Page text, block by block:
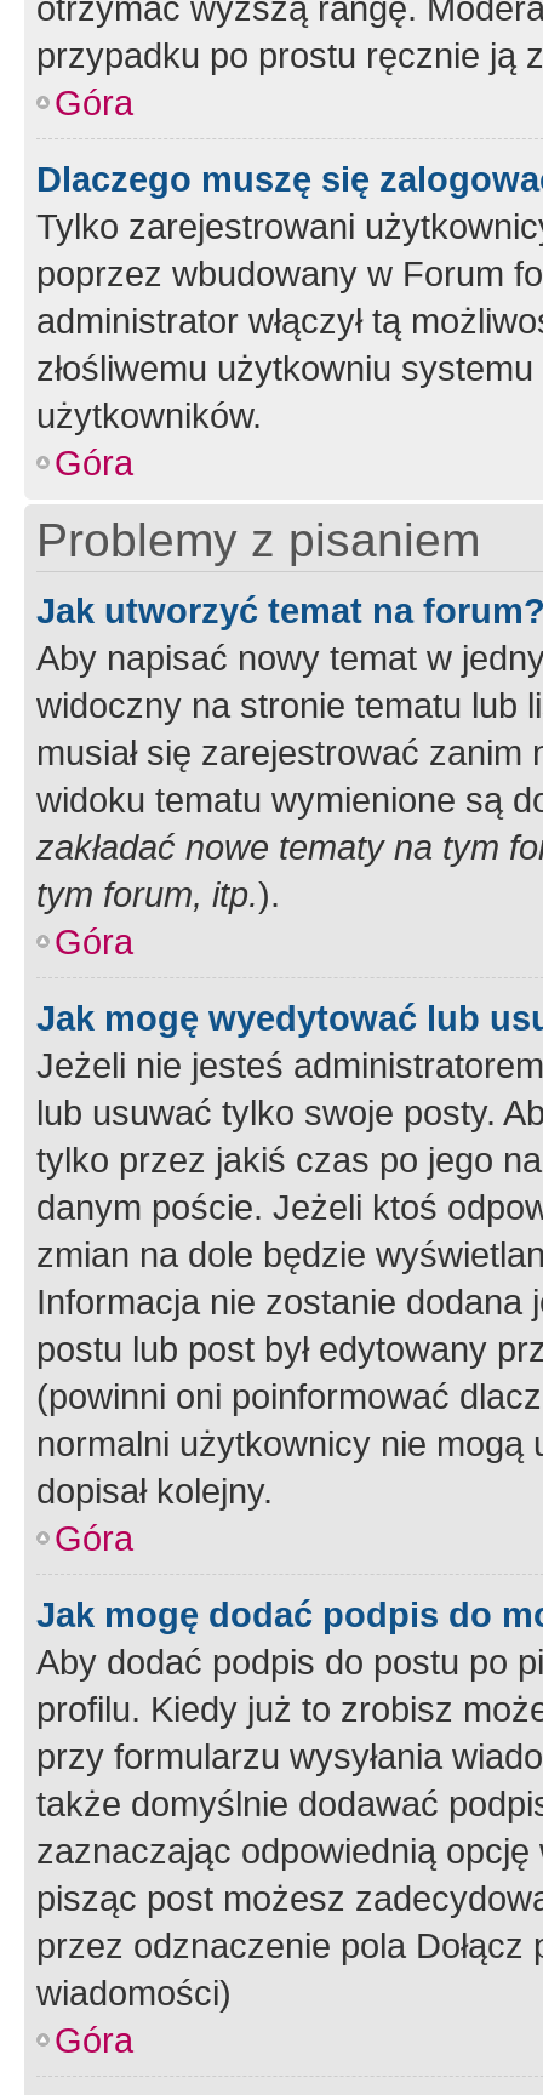
przypadku po prostu ręcznie ją
Góra
Dlaczego muszę się
Tylko zarejestrowani
poprzez wbudowany w Forum
administrator włączył tą
złośliwemu użytkowniu
użytkowników.
Góra
Problemy z pisaniem
Jak utworzyć temat na
Aby napisać nowy temat w
widoczny na stronie tematu lub
musiał się zarejestrować
widoku tematu wymienione są
zakładać nowe tematy na tym
tym forum, itp.).
Góra
Jak mogę wyedytować lub
Jeżeli nie jesteś
lub usuwać tylko swoje posty.
tylko przez jakiś czas po jego
danym poście. Jeżeli ktoś
zmian na dole będzie
Informacja nie zostanie dodana
postu lub post był edytowany
(powinni oni poinformować
normalni użytkownicy nie
dopisał kolejny.
Góra
Jak mogę dodać podpis do
Aby dodać podpis do postu po
profilu. Kiedy już to zrobisz
przy formularzu wysyłania
także domyślnie dodawać
zaznaczając odpowiednią
pisząc post możesz
przez odznaczenie pola
wiadomości)
Góra